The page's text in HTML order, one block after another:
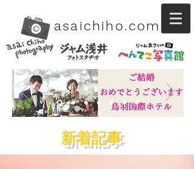
asaichiho.com
.
​新着記事